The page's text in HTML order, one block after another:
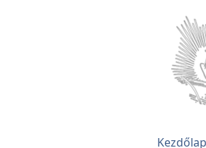
Kezdőlap